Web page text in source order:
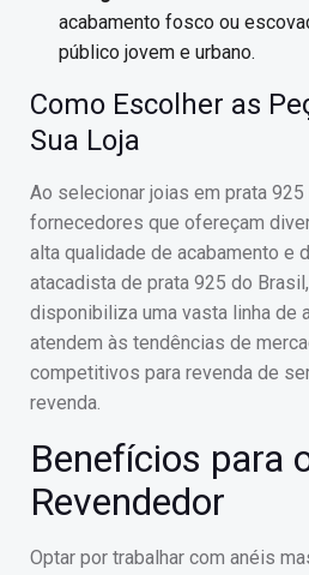
acabamento fosco ou
público jovem e urbano.
Como Escolher as
Sua Loja
Ao selecionar joias em prata
fornecedores que ofereçam
alta qualidade de acabamento e
atacadista de prata 925 do
disponibiliza uma vasta linha de
atendem às tendências de
competitivos para revenda de
revenda.
Benefícios para
Revendedor
Optar por trabalhar com anéis